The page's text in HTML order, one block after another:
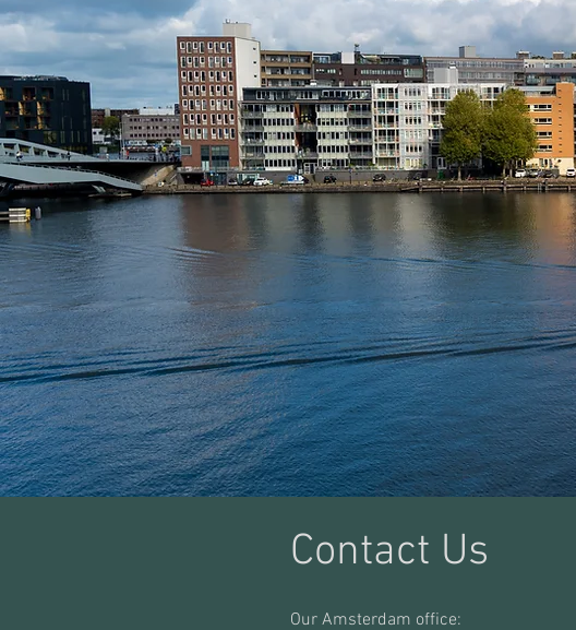
Contact Us
Our Amsterdam office: